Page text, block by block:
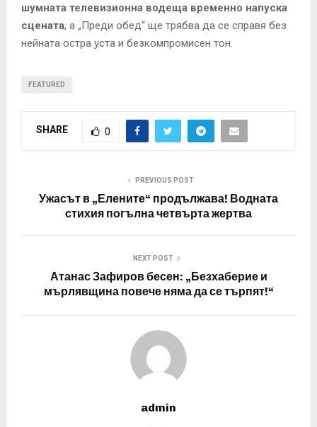
шумната телевизионна водеща временно напуска
сцената, а „Преди обед“ ще трябва да се справя без
нейната остра уста и безкомпромисен тон.
FEATURED
SHARE 0
PREVIOUS POST
Ужасът в „Елените“ продължава! Водната
стихия погълна четвърта жертва
NEXT POST
Атанас Зафиров бесен: „Безхаберие и
мърлявщина повече няма да се търпят!“
admin